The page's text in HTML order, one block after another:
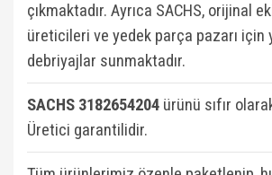
çıkmaktadır. Ayrıca SACHS, orijinal
üreticileri ve yedek parça pazarı için
debriyajlar sunmaktadır.
SACHS 3182654204 ürünü sıfır
Üretici garantilidir.